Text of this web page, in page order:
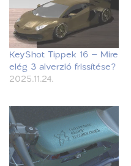
KeyShot Tippek 16 – Mire
elég 3 alverzió frissítése?
2025.11.24.